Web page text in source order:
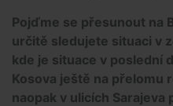
Pojďme se přesunout na
určitě sledujete situaci v
kde je situace v poslední
Kosova ještě na přelomu
naopak v ulicích